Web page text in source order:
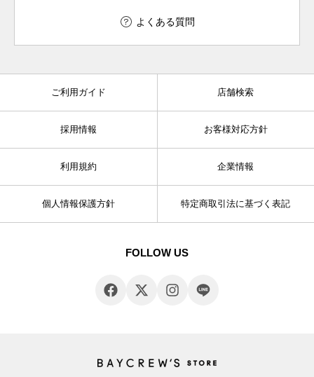
よくある質問
ご利用ガイド 店舗検索
採用情報 お客様対応方針
利用規約 企業情報
個人情報保護方針 特定商取引法に基づく表記
FOLLOW US